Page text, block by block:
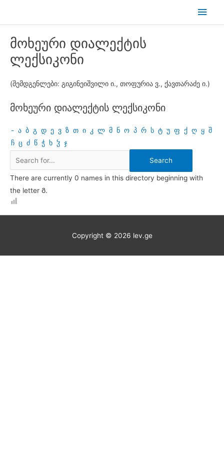
Main
მოხეური დიალექტის
ლექსიკონი
(შემდგენლები: გიგინეიშვილი ი., თოფურია ვ., ქავთარაძე ი.)
მოხეური დიალექტის ლექსიკონი
- ა ბ გ დ ე ვ ზ თ ი კ ლ მ ნ ო პ რ ს ტ უ ფ ქ ღ ყ შ
ჩ ც ძ წ ჭ ხ ჴ ჯ
There are currently 0 names in this directory beginning with
the letter Გ.
Copyright © 2026 lev.ge